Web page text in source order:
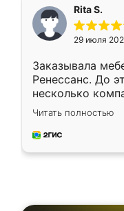
Rita S.
29 июля
Заказывала
Ренессанс. До
несколько
эту. Сначала
приехал
и снял размеры.
мебель сразу
каких-либо
довольна, все
Читать полностью